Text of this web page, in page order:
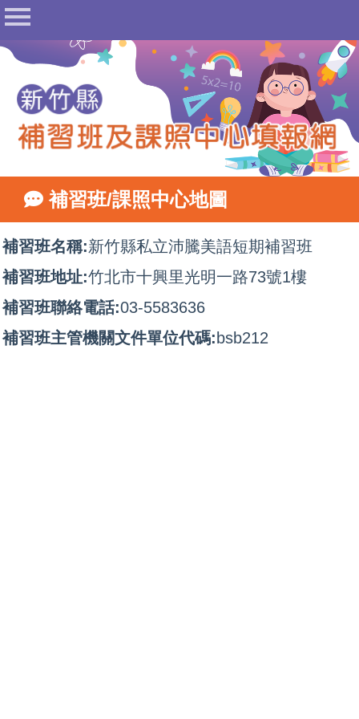
首頁
常見問答
相關法規
表單下載
地圖查詢
相關網站
網站管理
填報登入
補習班/課照中心地圖
補習班名稱:新竹縣私立沛騰美語短期補習班
補習班地址:竹北市十興里光明一路73號1樓
補習班聯絡電話:03-5583636
補習班主管機關文件單位代碼: bsb212